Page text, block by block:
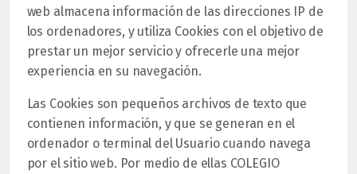
web almacena información de las direcciones IP de
los ordenadores, y utiliza Cookies con el objetivo de
prestar un mejor servicio y ofrecerle una mejor
experiencia en su navegación.
Las Cookies son pequeños archivos de texto que
contienen información, y que se generan en el
ordenador o terminal del Usuario cuando navega
por el sitio web. Por medio de ellas COLEGIO